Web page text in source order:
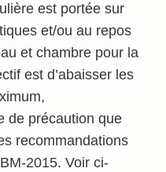
est portée sur
et/ou au repos
et chambre pour la
est d’abaisser les
de précaution que
recommandations
2015. Voir ci-